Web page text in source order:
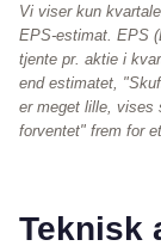
Vi viser kun
EPS-estimat. EPS
tjente pr. aktie i
end estimatet,
er meget lille, vises
forventet" frem for
Teknisk